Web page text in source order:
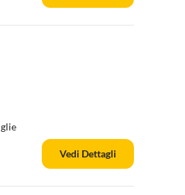
Vedi Dettagli